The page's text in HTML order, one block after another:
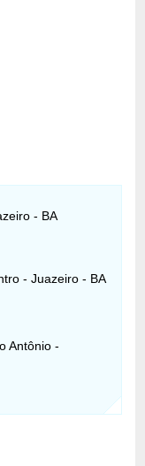
- BA
- Juazeiro - BA
Antônio -